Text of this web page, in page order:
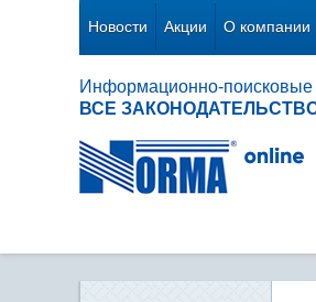
Новости Акции О компании
Информационно-поисковые
ВСЕ